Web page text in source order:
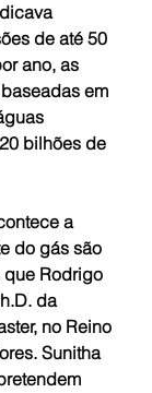
de até 50
ano, as
em
bilhões de
a
do gás são
Rodrigo
da
no Reino
Sunitha